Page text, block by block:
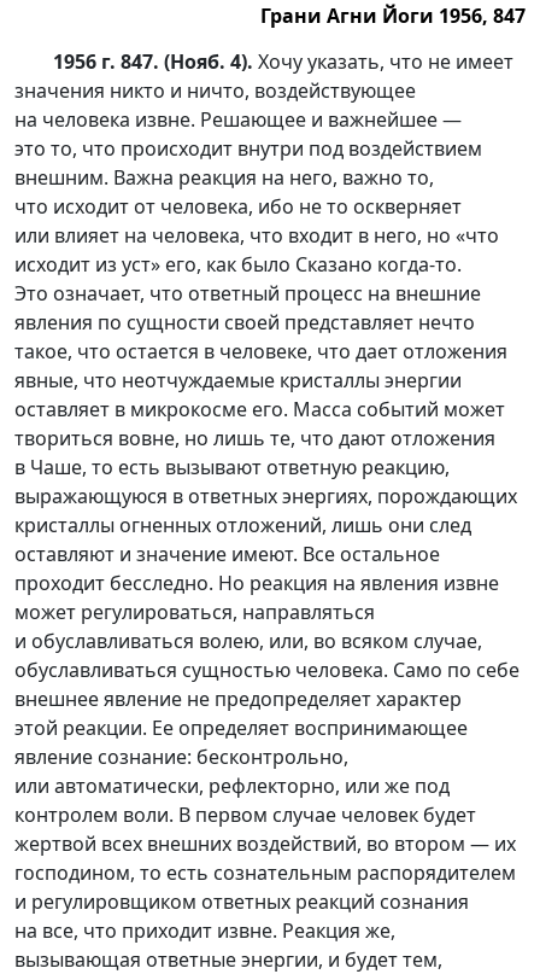
Грани Агни Йоги 1956, 847
1956 г. 847. (Нояб. 4). Хочу указать, что не имеет
значения никто и ничто, воздействующее
на человека извне. Решающее и важнейшее —
это то, что происходит внутри под воздействием
внешним. Важна реакция на него, важно то,
что исходит от человека, ибо не то оскверняет
или влияет на человека, что входит в него, но «что
исходит из уст» его, как было Сказано когда-то.
Это означает, что ответный процесс на внешние
явления по сущности своей представляет нечто
такое, что остается в человеке, что дает отложения
явные, что неотчуждаемые кристаллы энергии
оставляет в микрокосме его. Масса событий может
твориться вовне, но лишь те, что дают отложения
в Чаше, то есть вызывают ответную реакцию,
выражающуюся в ответных энергиях, порождающих
кристаллы огненных отложений, лишь они след
оставляют и значение имеют. Все остальное
проходит бесследно. Но реакция на явления извне
может регулироваться, направляться
и обуславливаться волею, или, во всяком случае,
обуславливаться сущностью человека. Само по себе
внешнее явление не предопределяет характер
этой реакции. Ее определяет воспринимающее
явление сознание: бесконтрольно,
или автоматически, рефлекторно, или же под
контролем воли. В первом случае человек будет
жертвой всех внешних воздействий, во втором — их
господином, то есть сознательным распорядителем
и регулировщиком ответных реакций сознания
на все, что приходит извне. Реакция же,
вызывающая ответные энергии, и будет тем,